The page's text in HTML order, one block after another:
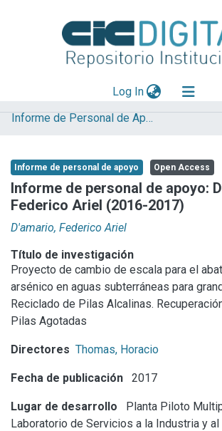
Log In(current)
Explorar
Aportar material
Statistics
Informe de Personal de Apoyo
Informe de personal de apoyo Open Access
Informe de personal de apoyo:
Federico Ariel (2016-2017)
D'amario, Federico Ariel
Título de investigación
Proyecto de cambio de escala para el
arsénico en aguas subterráneas para
Reciclado de Pilas Alcalinas.
Pilas Agotadas
Directores Thomas, Horacio
Fecha de publicación 2017
Lugar de desarrollo
Planta Piloto
Laboratorio de Servicios a la Industria y